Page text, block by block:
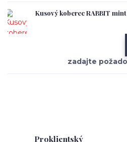
Kusový koberec RABBIT mint
Proklientský